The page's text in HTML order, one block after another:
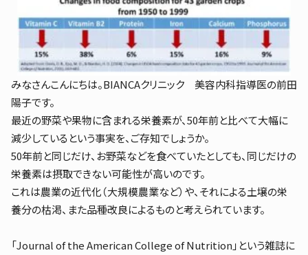
みなさんこんにちは。BIANCAクリニック 美容内科指導医の前田
陽子です。
最近の野菜や果物に含まれる栄養素が、50年前と比べて大幅に
減少しているという事実を、ご存知でしょうか。
50年前と同じだけ、お野菜などを食べていたとしても、同じだけの
栄養素は摂取できない可能性が高いのです。
これは農業の近代化（大規模農業など）や、それによる土壌の栄
養分の枯渇、また品種改良によるものと考えられています。
「Journal of the American College of Nutrition」という雑誌に